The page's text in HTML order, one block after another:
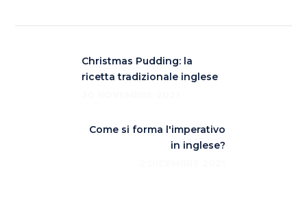
Christmas Pudding: la
ricetta tradizionale inglese
Come si forma l'imperativo
in inglese?